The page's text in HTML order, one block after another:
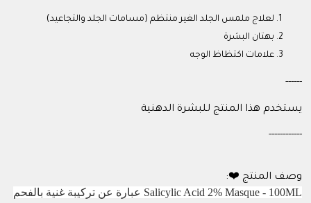
لعلاج ملمس الجلد الغير منتظم (مسامات الجلد والتجاعيد)
بهتان البشرة
علامات اكتظاظ الوجه
------
يستخدم هذا المنتج للبشرة الدهنية
------------
وصف المنتج ❤️:
Salicylic Acid 2% Masque - 100ML عبارة عن تركيبة غنية بالفحم